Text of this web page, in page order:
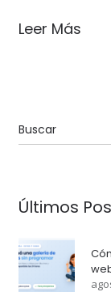
Leer Más
Últimos